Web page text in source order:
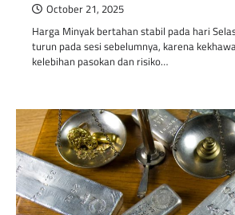
October 21, 2025
Harga Minyak bertahan stabil pada hari
turun pada sesi sebelumnya, karena
kelebihan pasokan dan risiko…